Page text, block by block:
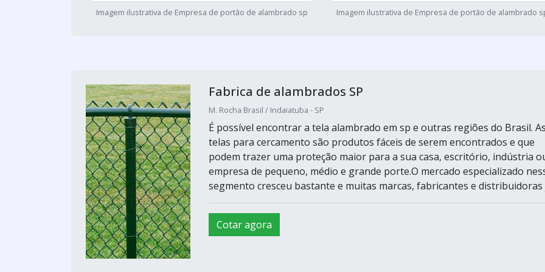
Imagem ilustrativa de Empresa de portão de alambrado sp Imagem ilustrativa de Empresa de portão de alambrado
Fabrica de alambrados SP
M. Rocha Brasil / Indaiatuba - SP
É possível encontrar a tela alambrado em sp e outras regiões do Brasil. As
telas para cercamento são produtos fáceis de serem encontrados e que
podem trazer uma proteção maior para a sua casa, escritório, indústria
empresa de pequeno, médio e grande porte.O mercado especializado
segmento cresceu bastante e muitas marcas, fabricantes e distribuidoras
Cotar agora